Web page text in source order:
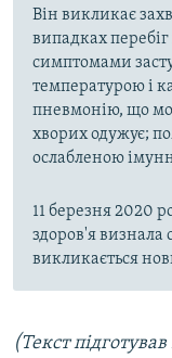
Він викликає
випадках
симптомами
температурою і
пневмонію, що
хворих одужує;
ослабленою
11 березня 2020
здоров'я визнала
викликається
(Текст